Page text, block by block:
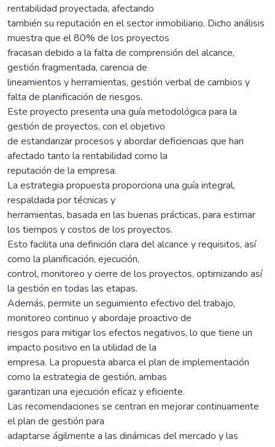
rentabilidad proyectada, afectando
también su reputación en el sector inmobiliario. Dicho análisis
muestra que el 80% de los proyectos
fracasan debido a la falta de comprensión del alcance,
gestión fragmentada, carencia de
lineamientos y herramientas, gestión verbal de cambios y
falta de planificación de riesgos.
Este proyecto presenta una guía metodológica para la
gestión de proyectos, con el objetivo
de estandarizar procesos y abordar deficiencias que han
afectado tanto la rentabilidad como la
reputación de la empresa.
La estrategia propuesta proporciona una guía integral,
respaldada por técnicas y
herramientas, basada en las buenas prácticas, para estimar
los tiempos y costos de los proyectos.
Esto facilita una definición clara del alcance y requisitos, así
como la planificación, ejecución,
control, monitoreo y cierre de los proyectos, optimizando así
la gestión en todas las etapas.
Además, permite un seguimiento efectivo del trabajo,
monitoreo continuo y abordaje proactivo de
riesgos para mitigar los efectos negativos, lo que tiene un
impacto positivo en la utilidad de la
empresa. La propuesta abarca el plan de implementación
como la estrategia de gestión, ambas
garantizan una ejecución eficaz y eficiente.
Las recomendaciones se centran en mejorar continuamente
el plan de gestión para
adaptarse ágilmente a las dinámicas del mercado y las